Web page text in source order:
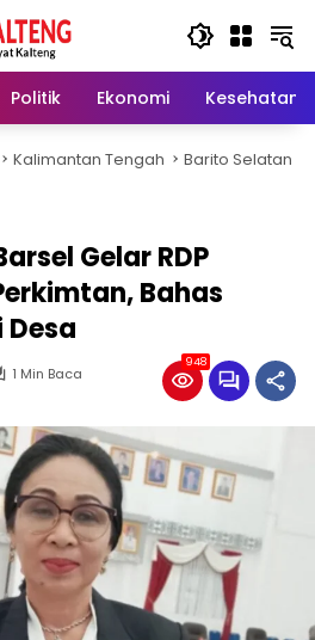
Politik Ekonomi Kesehatan
Kalimantan Tengah
Barito Selatan
Gelar RDP
Bahas
1 Min Baca
948